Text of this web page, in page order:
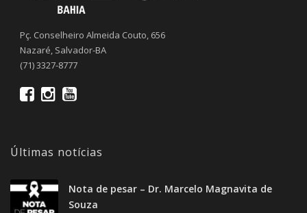
Pç. Conselheiro Almeida Couto, 656
Nazaré, Salvador-BA
(71) 3327-8777
Últimas notícias
Nota de pesar – Dr. Marcelo Magnavita de
Souza